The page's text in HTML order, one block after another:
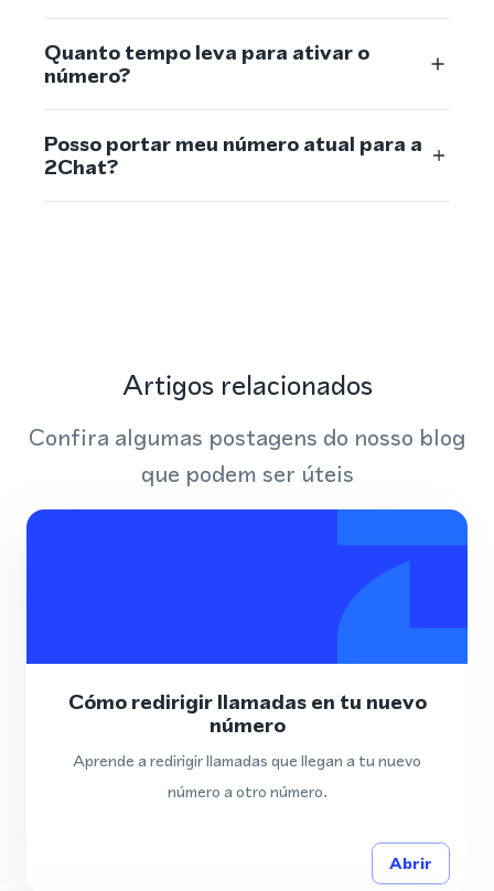
Quanto tempo leva para ativar o
número?
Posso portar meu número atual para a
2Chat?
Artigos relacionados
Confira algumas postagens do nosso blog
que podem ser úteis
Cómo redirigir llamadas en tu nuevo
número
Aprende a redirigir llamadas que llegan a tu nuevo
número a otro número.
Abrir